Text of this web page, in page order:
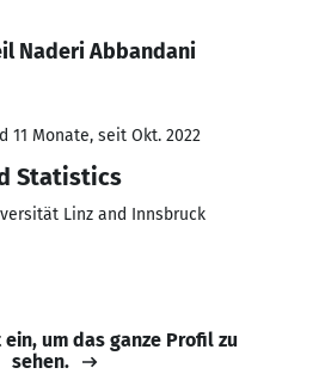
Naderi Abbandani
11 Monate, seit Okt. 2022
Statistics
Linz and Innsbruck
ein, um das ganze Profil zu
sehen.